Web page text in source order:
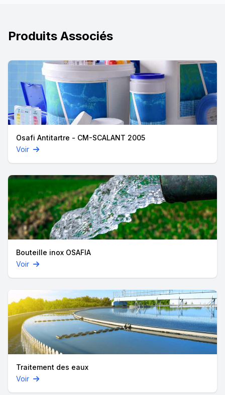
Produits Associés
Osafi Antitartre - CM-SCALANT 2005
Voir
Bouteille inox OSAFIA
Voir
Traitement des eaux
Voir